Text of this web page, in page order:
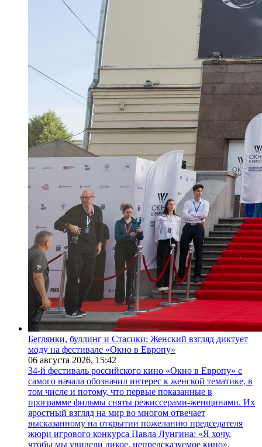
Беглянки, буллинг и Стасики: Женский взгляд диктует
моду на фестивале «Окно в Европу»
06 августа 2026, 15:42
34-й фестиваль российского кино «Окно в Европу» с
самого начала обозначил интерес к женской тематике, в
том числе и потому, что первые показанные в
программе фильмы сняты режиссерами-женщинами. Их
яростный взгляд на мир во многом отвечает
высказанному на открытии пожеланию председателя
жюри игрового конкурса Павла Лунгина: «Я хочу,
чтобы мы увидели дикое, непредсказуемое кино».